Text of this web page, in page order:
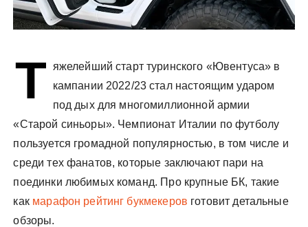
Т
яжелейший старт туринского «Ювентуса» в
кампании 2022/23 стал настоящим ударом
под дых для многомиллионной армии
«Старой синьоры». Чемпионат Италии по футболу
пользуется громадной популярностью, в том числе и
среди тех фанатов, которые заключают пари на
поединки любимых команд. Про крупные БК, такие
как марафон рейтинг букмекеров готовит детальные
обзоры.